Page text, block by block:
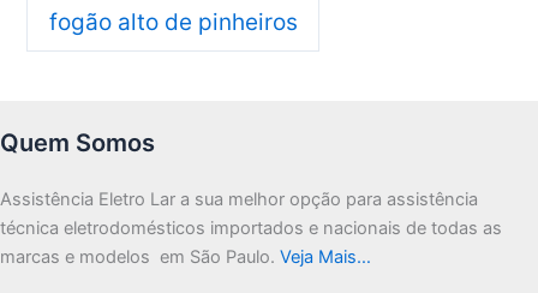
fogão alto de pinheiros
Quem Somos
Assistência Eletro Lar a sua melhor opção para assistência
técnica eletrodomésticos importados e nacionais de todas as
marcas e modelos em São Paulo. Veja Mais…